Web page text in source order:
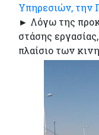
Υπηρεσιών, την
► Λόγω της
στάσης
πλαίσιο των